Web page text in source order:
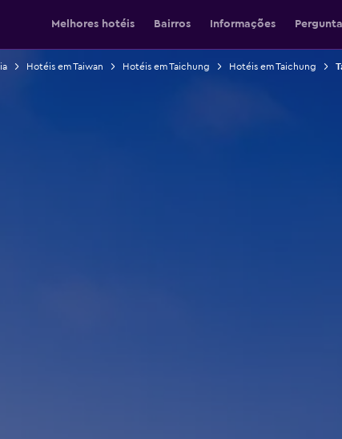
Melhores hotéis Bairros Informações
Hotéis em Taiwan Hotéis em Taichung Hotéis em Taichung